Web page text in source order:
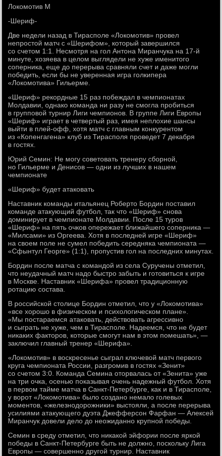
Локомотив М
-Шериф-
Две недели назад в Тирасполе «Локомотив» провел
непростой матч с «Шерифом», который завершился
со счетом 1:1. Несмотря на гол Антона Миранчука на 17-й
минуте, хозяева в целом выглядели не хуже именитого
соперника, еще до перерыва сравняли счет и даже могли
победить, если бы не уверенная игра голкипера
«Локомотива» Гильерме.
«Шериф» рекордные 15 раз побеждал в чемпионатах
Молдавии, однако команда ни разу не смогла пробиться
в групповой турнир Лиги чемпионов. В группе Лиги Европы
«Шериф» играет в четвертый раз, имея неплохие шансы
выйти в плей-офф, хотя матч с главным конкурентом
из «Копенгагена» клуб из Тирасполя проведет 7 декабря
в гостях.
Юрий Семин: Не могу советовать тренеру сборной,
но Гильерме и Денисов — одни из лучших в нашем
чемпионате
«Шериф» будет атаковать
Наставник команды итальянец Роберто Бордин поставил
команде атакующий футбол, так что «Шериф» снова
доминирует в чемпионате Молдавии. После 15 туров
«Шериф» на пять очков опережает ближайшего соперника —
«Милсами» из Оргеева. Хотя в последней игре «Шериф»
на своем поле не сумел победить середняка чемпионата —
«Сфынтул Георге» (1:1), пропустив гол на последних минутах.
Бордин после матча с командой из села Суручены отметил,
что неудачный матч надо быстро забыть и готовиться к игре
в Москве. Наставник «Шерифа» провел традиционную
ротацию состава.
В российской столице Бордин отметил, что у «Локомотива»
«все хорошо в физическом и психологическом плане».
«Мы постараемся атаковать, действовать агрессивно
и сыграть не хуже, чем в Тирасполе. Надеемся, что не будет
никаких факторов, которые смогут нам в этом помешать», —
заключил главный тренер «Шерифа».
«Локомотив» в воскресенье сыграл ключевой матч первого
круга чемпионата России, разгромив в гостях «Зенит»
со счетом 3:0. Команда Семина оторвалась от «Зенита» уже
на три очка, осенью показывая очень надежный футбол. Хотя
в первом тайме матча в Санкт-Петербурге, как и в Тирасполе,
у ворот «Локомотива» было создано немало голевых
моментов, «железнодорожники» выстояли, а после перерыва
усилиями атакующего дуэта Джефферсон Фарфан — Алексей
Миранчук довели дело до неожиданно крупной победы.
Семин в среду отметил, что никакой эйфории после яркой
победы в Санкт-Петербурге быть не должно, поскольку Лига
Европы — совершенно другой турнир. Наставник